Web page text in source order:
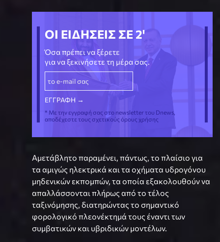
ΟΙ ΕΙΔΗΣΕΙΣ ΣΕ 2'
Όσα πρέπει να ξέρετε
για να ξεκινήσετε τη μέρα σας.
* Με την εγγραφή σας στο newsletter του Dnews,
αποδέχεστε τους σχετικούς όρους χρήσης
Αμετάβλητο παραμένει, πάντως, το πλαίσιο για
τα αμιγώς ηλεκτρικά και τα οχήματα υδρογόνου
μηδενικών εκπομπών, τα οποία εξακολουθούν να
απαλλάσσονται πλήρως από το τέλος
ταξινόμησης, διατηρώντας το σημαντικό
φορολογικό πλεονέκτημά τους έναντι των
συμβατικών και υβριδικών μοντέλων.